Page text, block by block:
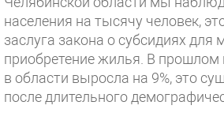
населения на тысячу человек,
заслуга закона о субсидиях для
приобретение жилья. В прошлом
в области выросла на 9%, это
после длительного